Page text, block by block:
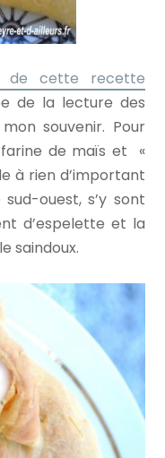
de cette recette
de la lecture des
souvenir. Pour
farine de maïs et «
à rien d’important
ouest, s’y sont
d’espelette et la
saindoux.